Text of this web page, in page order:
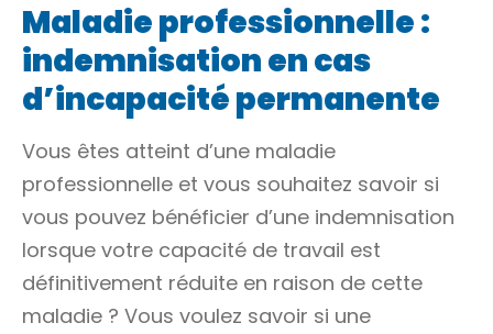
Maladie professionnelle :
indemnisation en cas
d’incapacité permanente
Vous êtes atteint d’une maladie
professionnelle et vous souhaitez savoir si
vous pouvez bénéficier d’une indemnisation
lorsque votre capacité de travail est
définitivement réduite en raison de cette
maladie ? Vous voulez savoir si une